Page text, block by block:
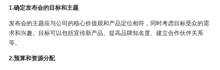
1.确定发布会的目标和主题
发布会的主题应与公司的核心价值观和产品定位相符，同时考虑目标受众的需
求和兴趣。目标可以包括宣传新产品、提高品牌知名度、建立合作伙伴关系
等。
2.预算和资源分配